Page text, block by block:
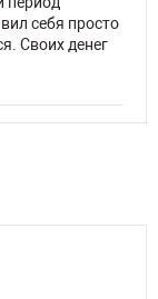
себя просто
Своих денег